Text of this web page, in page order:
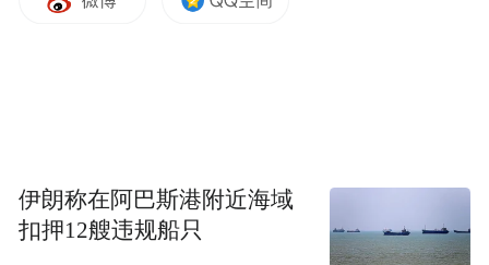
层地热协同发力，将大地作为天然“恒温能源
库”，为场段提供稳定供暖制冷服务。光伏、
伊朗称在阿巴斯港附近海域
扣押12艘违规船只